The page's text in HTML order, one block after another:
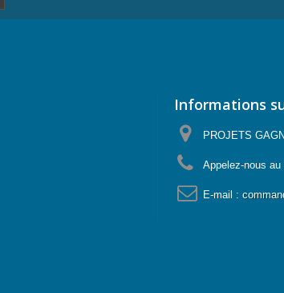
Informations
PROJETS
Appelez-nous au
E-mail :